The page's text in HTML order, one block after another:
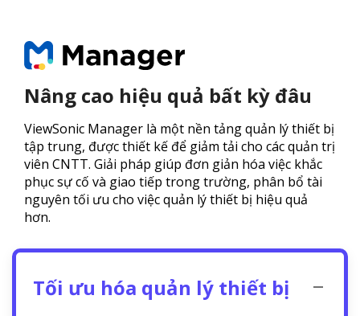
Nâng cao hiệu quả bất kỳ đâu
ViewSonic Manager là một nền tảng quản lý thiết bị
tập trung, được thiết kế để giảm tải cho các quản trị
viên CNTT. Giải pháp giúp đơn giản hóa việc khắc
phục sự cố và giao tiếp trong trường, phân bổ tài
nguyên tối ưu cho việc quản lý thiết bị hiệu quả
hơn.
Tối ưu hóa quản lý thiết bị